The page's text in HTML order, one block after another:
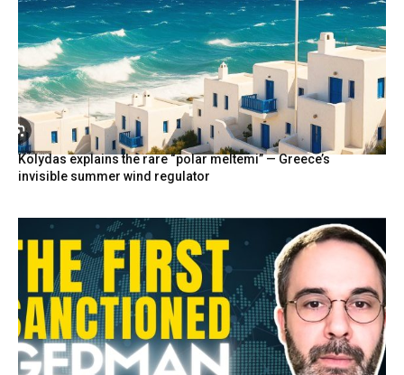
Kolydas explains the rare “polar meltemi” — Greece’s
invisible summer wind regulator